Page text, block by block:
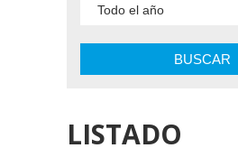
BUSCAR
LISTADO